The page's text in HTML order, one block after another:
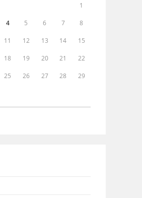
1
4 5 6 7 8
11 12 13 14 15
18 19 20 21 22
25 26 27 28 29